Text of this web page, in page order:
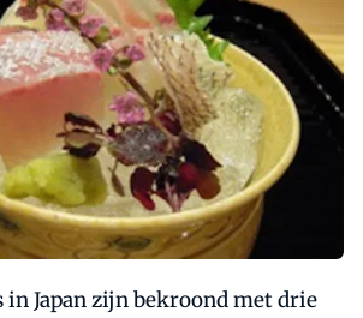
Japan zijn bekroond met drie